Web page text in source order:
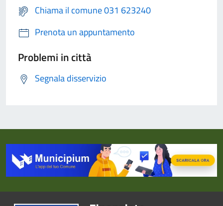
Chiama il comune 031 623240
Prenota un appuntamento
Problemi in città
Segnala disservizio